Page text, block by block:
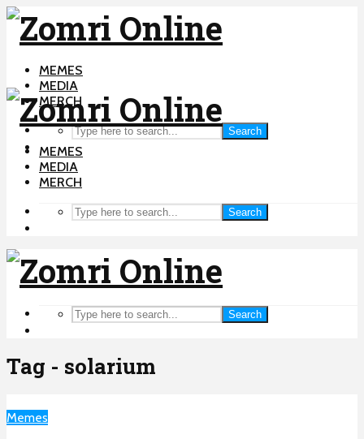
MEMES
MEDIA
MERCH
Search
MEMES
MEDIA
MERCH
Search
Search
Tag - solarium
Memes